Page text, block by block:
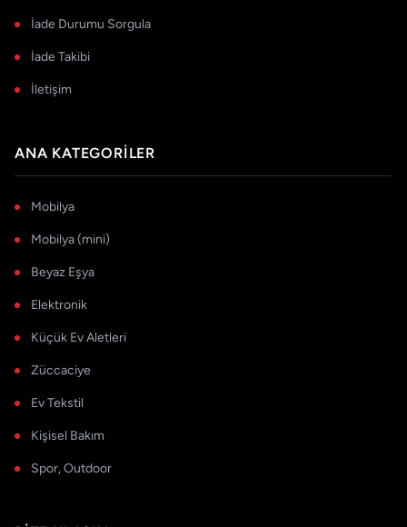
İade Durumu Sorgula
İade Takibi
İletişim
ANA KATEGORILER
Mobilya
Mobilya (mini)
Beyaz Eşya
Elektronik
Küçük Ev Aletleri
Züccaciye
Ev Tekstil
Kişisel Bakım
Spor, Outdoor